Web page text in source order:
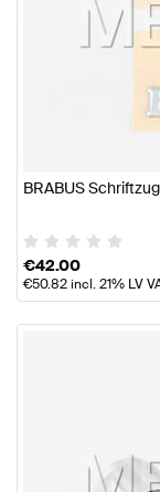
BRABUS
€42.00
€50.82incl. 21% LV